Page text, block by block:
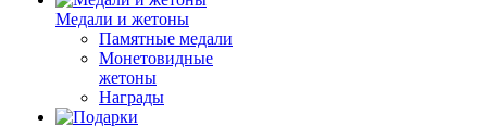
Медали и жетоны
Памятные медали
Монетовидные
жетоны
Награды